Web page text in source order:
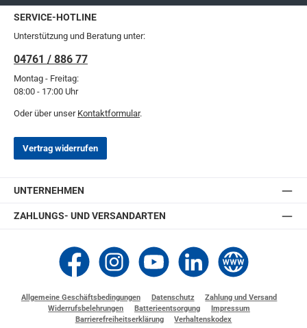
SERVICE-HOTLINE
Unterstützung und Beratung unter:
04761 / 886 77
Montag - Freitag:
08:00 - 17:00 Uhr
Oder über unser Kontaktformular.
Vertrag widerrufen
UNTERNEHMEN
ZAHLUNGS- UND VERSANDARTEN
Thomashilfen bei Facebook
Thomashilfen bei Instagram
Thomashilfen bei YouTube
Thomashilfen bei LinkedIn
Zur Website von
Allgemeine Geschäftsbedingungen Datenschutz
Zahlung und Versand
Widerrufsbelehrungen
Batterieentsorgung
Impressum
Barrierefreiheitserklärung
Verhaltenskodex